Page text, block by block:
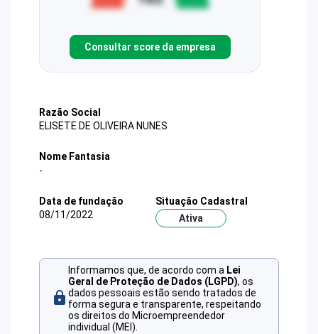
Consultar score da empresa
Razão Social
ELISETE DE OLIVEIRA NUNES
Nome Fantasia
-
Data de fundação
08/11/2022
Situação Cadastral
Ativa
Informamos que, de acordo com a Lei
Geral de Proteção de Dados (LGPD), os
dados pessoais estão sendo tratados de
forma segura e transparente, respeitando
os direitos do Microempreendedor
individual (MEI).